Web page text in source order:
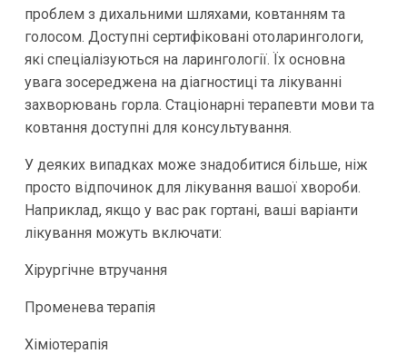
проблем з дихальними шляхами, ковтанням та
голосом. Доступні сертифіковані отоларингологи,
які спеціалізуються на ларингології. Їх основна
увага зосереджена на діагностиці та лікуванні
захворювань горла. Стаціонарні терапевти мови та
ковтання доступні для консультування.
У деяких випадках може знадобитися більше, ніж
просто відпочинок для лікування вашої хвороби.
Наприклад, якщо у вас рак гортані, ваші варіанти
лікування можуть включати:
Хірургічне втручання
Променева терапія
Хіміотерапія